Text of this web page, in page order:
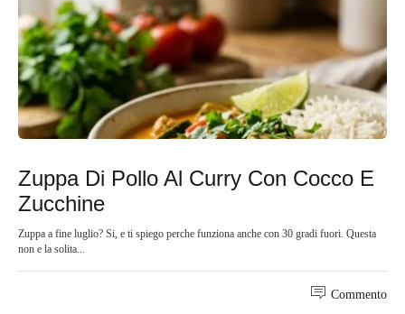
Zuppa Di Pollo Al Curry Con Cocco E
Zucchine
Zuppa a fine luglio? Si, e ti spiego perche funziona anche con 30 gradi fuori. Questa
non e la solita...
Commento